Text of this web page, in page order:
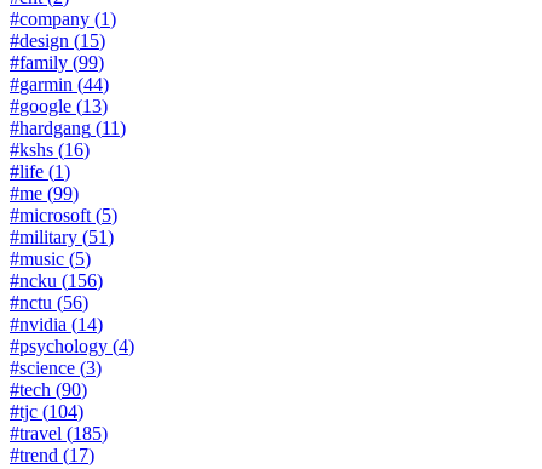
#company (1)
#design (15)
#family (99)
#garmin (44)
#google (13)
#hardgang (11)
#kshs (16)
#life (1)
#me (99)
#microsoft (5)
#military (51)
#music (5)
#ncku (156)
#nctu (56)
#nvidia (14)
#psychology (4)
#science (3)
#tech (90)
#tjc (104)
#travel (185)
#trend (17)